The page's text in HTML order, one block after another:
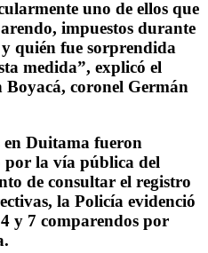
uno de ellos que
impuestos durante
quién fue sorprendida
medida”, explicó el
Boyacá, coronel Germán
Duitama fueron
la vía pública del
de consultar el registro
la Policía evidenció
y 7 comparendos por